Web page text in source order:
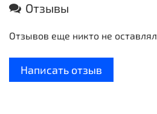
Отзывы
Отзывов еще никто не оставлял
Написать отзыв